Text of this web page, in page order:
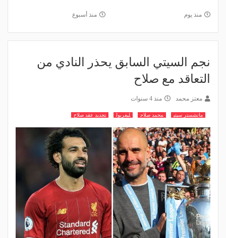
منذ يوم منذ أسبوع
نجم السيتي السابق يحذر النادي من
التعاقد مع صلاح
معتز محمد منذ 4 سنوات
مانشستر سيتي محمد صلاح ليفربول تجديد عقد صلاح